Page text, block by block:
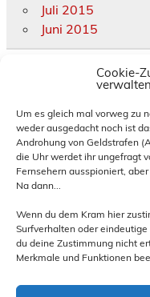
Cookie-
verwalten
Um es gleich mal vorweg zu
weder ausgedacht noch ist
Androhung von Geldstrafen
die Uhr werdet ihr ungefragt
Fernsehern ausspioniert,
Na dann...
Wenn du dem Kram hier
Surfverhalten oder
du deine Zustimmung nicht
Merkmale und Funktionen
Juli 2015
Juni 2015
Allgemein
diverse Termine
eigene Termine
Hornburg
News und Infos
Presse
Reiseberichte
Rückblick
Rückblick eigene
Technik